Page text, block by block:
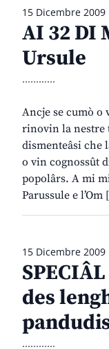
15 Dicembre 2009
AI 32 DI
Ursule
............
Ancje se cumò o
rinovin la nestre
dismenteâsi che
o vin cognossût
popolârs. A mi
Parussule e l’Om
15 Dicembre 2009
des
............